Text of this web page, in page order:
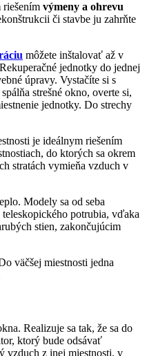
výmeny a ohrevu
či stavbe ju zahrňte
môžete inštalovať až v
jednotky do jednej
úpravy. Vystačíte si s
strešné okno, overte si,
jednotky. Do strechy
je ideálnym riešením
do ktorých sa okrem
stratách vymieňa vzduch v
Modely sa od seba
potrubia, vďaka
stien, zakončujúcim
väčšej miestnosti jedna
Realizuje sa tak, že sa do
ktorý bude odsávať
vzduch z inej miestnosti, v